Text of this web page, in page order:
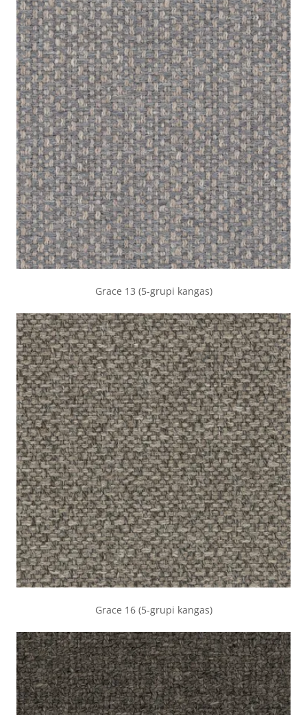
Grace 13 (5-grupi kangas)
Grace 16 (5-grupi kangas)